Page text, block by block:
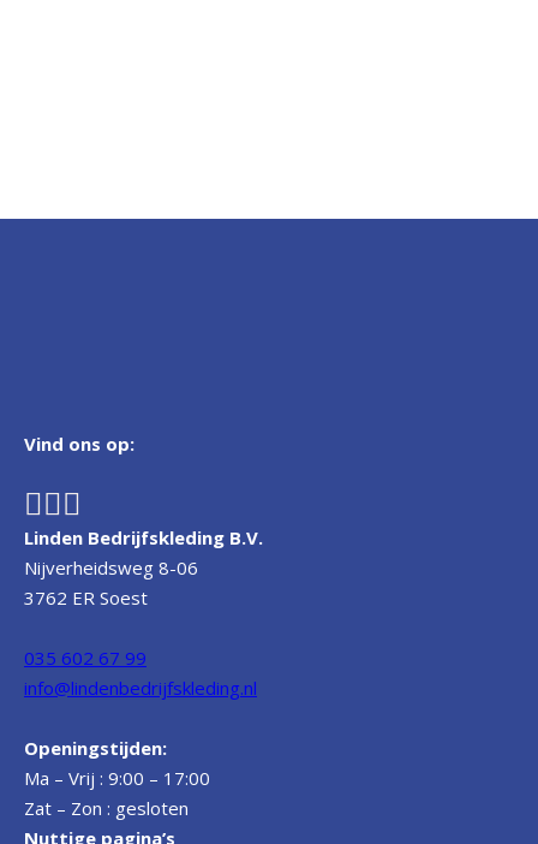
Vind ons op:
Linden Bedrijfskleding B.V.
Nijverheidsweg 8-06
3762 ER Soest
035 602 67 99
info@lindenbedrijfskleding.nl
Openingstijden:
Ma – Vrij : 9:00 – 17:00
Zat – Zon : gesloten
Nuttige pagina’s